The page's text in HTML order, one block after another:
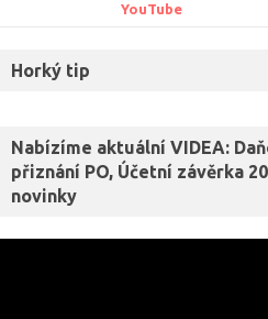
YouTube
Horký tip
Nabízíme aktuální VIDEA:
přiznání PO, Účetní závěrka
novinky